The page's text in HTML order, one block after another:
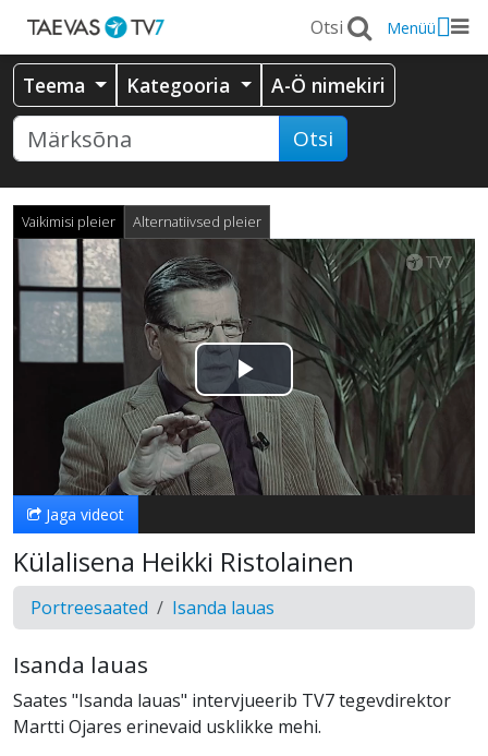
Menüü
Teema Kategooria A-Ö nimekiri
Otsi
Vaikimisi pleier Alternatiivsed pleier
Esita
video
Jaga videot
Külalisena Heikki Ristolainen
Portreesaated Isanda lauas
Isanda lauas
Saates "Isanda lauas" intervjueerib TV7 tegevdirektor
Martti Ojares erinevaid usklikke mehi.